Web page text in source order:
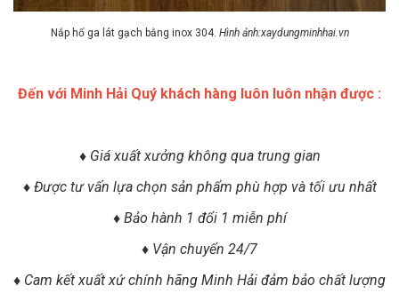
Nắp hố ga lát gạch bằng inox 304. Hình ảnh:xaydungminhhai.vn
Đến với Minh Hải Quý khách hàng luôn luôn nhận được :
♦ Giá xuất xưởng không qua trung gian
♦ Được tư vấn lựa chọn sản phẩm phù hợp và tối ưu nhất
♦ Bảo hành 1 đổi 1 miễn phí
♦ Vận chuyển 24/7
♦ Cam kết xuất xứ chính hãng Minh Hải đảm bảo chất lượng